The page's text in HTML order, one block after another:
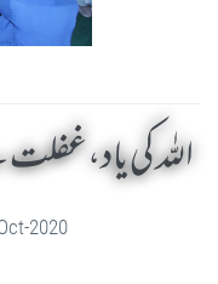
اللہ کی
2020